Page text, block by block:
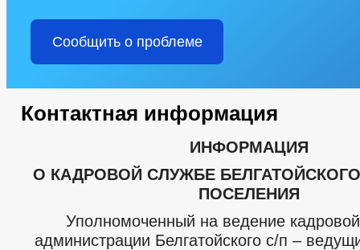
Сообщить о проблеме
Контактная информация
ИНФОРМАЦИЯ
О КАДРОВОЙ СЛУЖБЕ
ПОСЕЛЕНИЯ
Уполномоченный на ведение
администрации Белгатойского с/п –